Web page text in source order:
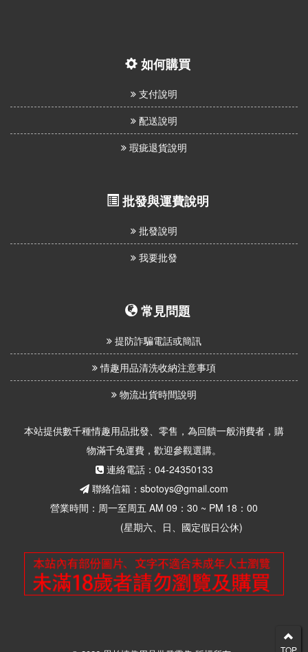
如何購買
支付說明
配送說明
瑕疵退貨說明
批發與運費說明
批發說明
我要批發
常見問題
提防詐騙電話或簡訊
情趣用品清洗收納注意事項
物流出貨時間說明
本站提供數千種情趣用品批發、零售，為回饋一般消費者，購
物滿千免運費，歡迎參觀選購。
連絡電話：04-24350133
聯絡信箱：sbotoys@gmail.com
營業時間：周一至周五 AM 09：30 ~ PM 18：00
(星期六、日、國定假日公休)
TOP